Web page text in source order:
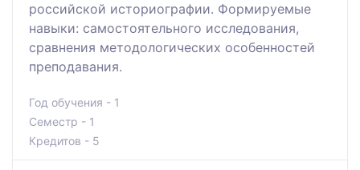
российской историографии. Формируемые
навыки: самостоятельного исследования,
сравнения методологических особенностей
преподавания.
Год обучения - 1
Семестр - 1
Кредитов - 5